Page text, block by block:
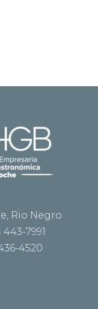
Rio Negro
7991
4520